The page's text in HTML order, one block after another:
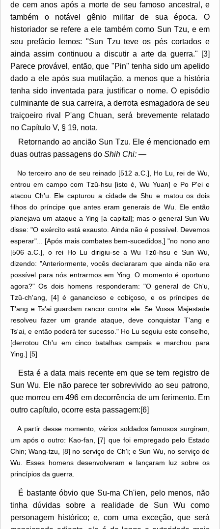
de cem anos após a morte de seu famoso ancestral, e
também o notável gênio militar de sua época. O
historiador se refere a ele também como Sun Tzu, e em
seu prefácio lemos: "Sun Tzu teve os pés cortados e
ainda assim continuou a discutir a arte da guerra." [3]
Parece provável, então, que "Pin" tenha sido um apelido
dado a ele após sua mutilação, a menos que a história
tenha sido inventada para justificar o nome. O episódio
culminante de sua carreira, a derrota esmagadora de seu
traiçoeiro rival P'ang Chuan, será brevemente relatado
no Capítulo V, § 19, nota.
Retornando ao ancião Sun Tzu. Ele é mencionado em
duas outras passagens do Shih Chi: —
No terceiro ano de seu reinado [512 a.C.], Ho Lu, rei de Wu,
entrou em campo com Tzŭ-hsu [isto é, Wu Yuan] e Po P'ei e
atacou Ch'u. Ele capturou a cidade de Shu e matou os dois
filhos do príncipe que antes eram generais de Wu. Ele então
planejava um ataque a Ying [a capital]; mas o general Sun Wu
disse: "O exército está exausto. Ainda não é possível. Devemos
esperar"... [Após mais combates bem-sucedidos,] "no nono ano
[506 a.C.], o rei Ho Lu dirigiu-se a Wu Tzŭ-hsu e Sun Wu,
dizendo: "Anteriormente, vocês declararam que ainda não era
possível para nós entrarmos em Ying. O momento é oportuno
agora?" Os dois homens responderam: "O general de Ch'u,
Tzŭ-ch'ang, [4] é ganancioso e cobiçoso, e os príncipes de
T'ang e Ts'ai guardam rancor contra ele. Se Vossa Majestade
resolveu fazer um grande ataque, deve conquistar T'ang e
Ts'ai, e então poderá ter sucesso." Ho Lu seguiu este conselho,
[derrotou Ch'u em cinco batalhas campais e marchou para
Ying.] [5]
Esta é a data mais recente em que se tem registro de
Sun Wu. Ele não parece ter sobrevivido ao seu patrono,
que morreu em 496 em decorrência de um ferimento. Em
outro capítulo, ocorre esta passagem:[6]
A partir desse momento, vários soldados famosos surgiram,
um após o outro: Kao-fan, [7] que foi empregado pelo Estado
Chin; Wang-tzu, [8] no serviço de Ch'i; e Sun Wu, no serviço de
Wu. Esses homens desenvolveram e lançaram luz sobre os
princípios da guerra.
É bastante óbvio que Su-ma Ch'ien, pelo menos, não
tinha dúvidas sobre a realidade de Sun Wu como
personagem histórico; e, com uma exceção, que será